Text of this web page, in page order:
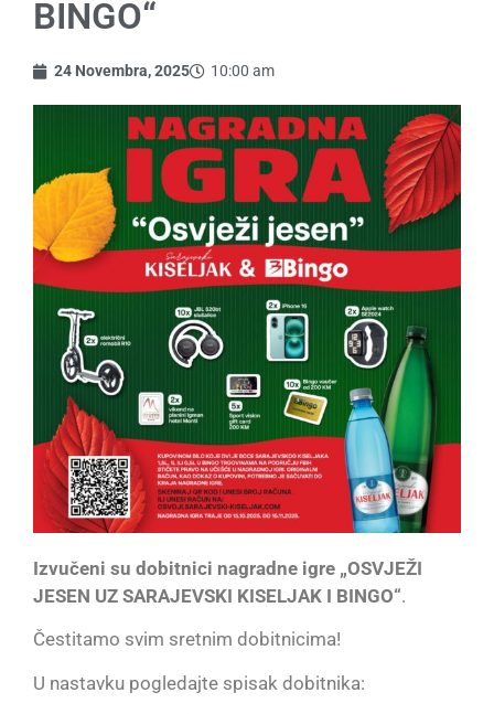
BINGO“
24 Novembra, 2025 10:00 am
Izvučeni su dobitnici nagradne igre „OSVJEŽI
JESEN UZ SARAJEVSKI KISELJAK I BINGO“.
Čestitamo svim sretnim dobitnicima!
U nastavku pogledajte spisak dobitnika: